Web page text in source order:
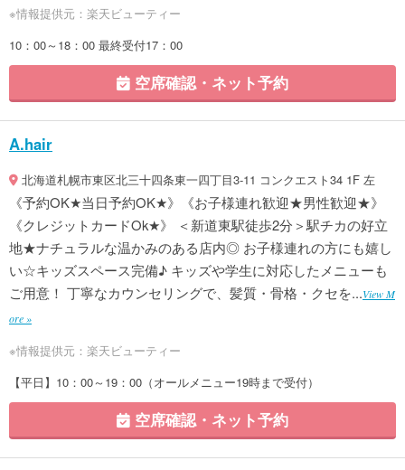
※情報提供元：楽天ビューティー
10：00～18：00 最終受付17：00
空席確認・ネット予約
A.hair
北海道札幌市東区北三十四条東一四丁目3-11 コンクエスト34 1F 左
《予約OK★当日予約OK★》《お子様連れ歓迎★男性歓迎★》
《クレジットカードOk★》 ＜新道東駅徒歩2分＞駅チカの好立
地★ナチュラルな温かみのある店内◎ お子様連れの方にも嬉し
い☆キッズスペース完備♪ キッズや学生に対応したメニューも
ご用意！ 丁寧なカウンセリングで、髪質・骨格・クセを...View M
ore »
※情報提供元：楽天ビューティー
【平日】10：00～19：00（オールメニュー19時まで受付）
空席確認・ネット予約